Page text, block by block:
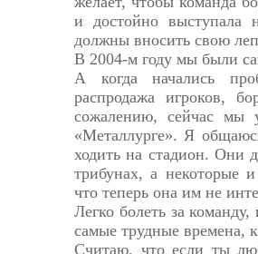
и достойно
должны вносить свою
В 2004-м году мы были
А когда начались
распродажа игроков,
сожалению, сейчас мы
«Металлурге». Я
ходить на стадион. Они
трибунах, а некоторые
что теперь она им не
Легко болеть за
самые трудные времена,
Считаю, что если ты